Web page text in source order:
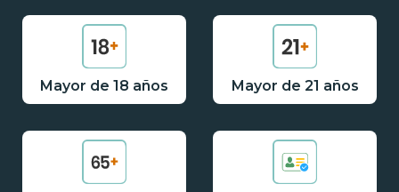
Mayor de 18 años Mayor de 21 años